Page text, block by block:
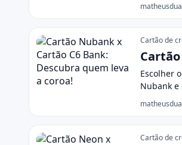
Cartão de
Escolher
Nubank e
Cartão de